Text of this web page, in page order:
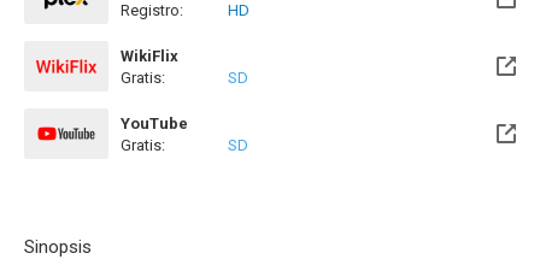
Registro:
HD
WikiFlix
Gratis:
SD
YouTube
Gratis:
SD
Sinopsis